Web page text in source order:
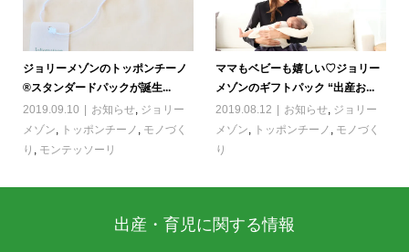
ジョリーメゾンのトッポンチーノ
®︎スタンダードパックが誕生...
2019.09.10
お知らせ, ジョリー
メゾン, トッポンチーノ , モノづく
り , モンテッソーリ
ママもベビーも嬉しい♡ジョリー
メゾンのギフトパック “出産お...
2019.08.12
お知らせ, ジョリー
メゾン, トッポンチーノ , モノづく
り
出産・育児に関する情報